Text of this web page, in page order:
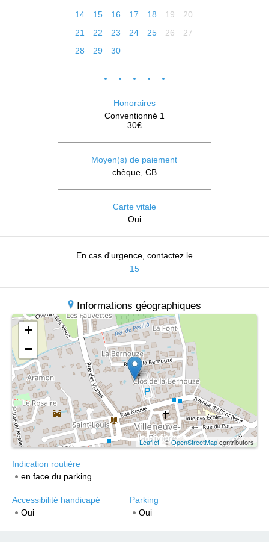
14
15 16 17 18 19
20
21
22 23 24 25 26
27
28
29 30
Honoraires
Conventionné 1
30€
Moyen(s) de paiement
chèque, CB
Carte vitale
Oui
En cas d'urgence, contactez le
15
Informations géographiques
+
−
Leaflet| ©OpenStreetMapcontributors
Indication routière
en face du parking
Accessibilité handicapé
Oui
Parking
Oui